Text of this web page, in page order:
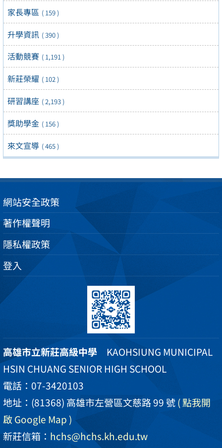
家長專區 ( 159 )
升學資訊 ( 390 )
活動競賽 ( 1,191 )
新莊榮耀 ( 102 )
研習講座 ( 2,193 )
獎助學金 ( 156 )
來文宣導 ( 465 )
網站安全政策
著作權聲明
隱私權政策
登入
高雄市立新莊高級中學 KAOHSIUNG MUNICIPAL
HSIN CHUANG SENIOR HIGH SCHOOL
電話：07-3420103
地址：(81368) 高雄市左營區文慈路 99 號( 點我開
啟 Google Map )
新莊信箱： hchs@hchs.kh.edu.tw